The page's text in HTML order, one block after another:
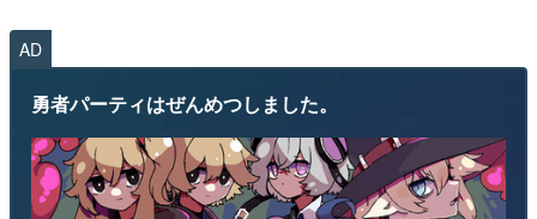
AD
勇者パーティはぜんめつしました。